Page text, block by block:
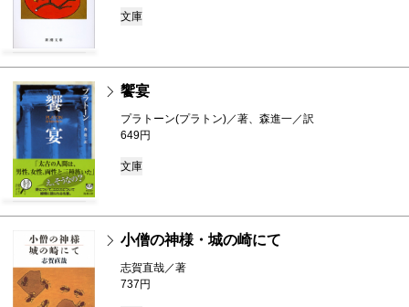
文庫
饗宴
プラトーン(プラトン)／著、森進一／訳
649円
文庫
小僧の神様・城の崎にて
志賀直哉／著
737円